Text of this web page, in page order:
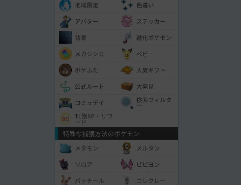
地域限定
色違い
アバター
ステッカー
背景
進化ポケモン
メガシンカ
ベビー
ポケふた
人気ギフト
公式ルート
大発見
コミュデイ
検索フィルタ
ー
TL別XP・リワ
ード
特殊な捕獲方法のポケモン
メタモン
メルタン
ゾロア
ビビヨン
パッチール
コレクレー